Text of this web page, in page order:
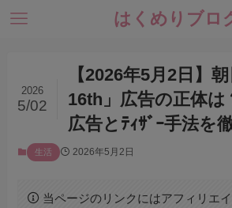
はくめりブロ
【2026年5月2日】
16th」広告の正体は
広告とﾃｨｻﾞｰ手法を
2026
5/02
生活 2026年5月2日
当ページのリンクにはアフィリエ